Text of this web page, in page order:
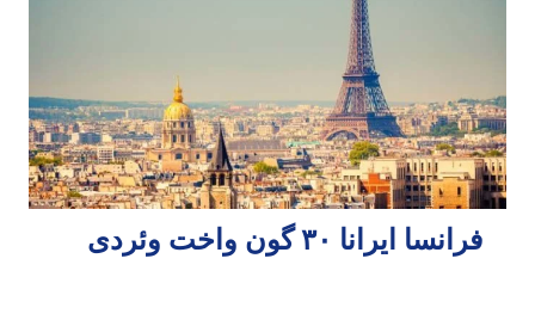
فرانسا ایرانا ۳۰ گون واخت وئردی